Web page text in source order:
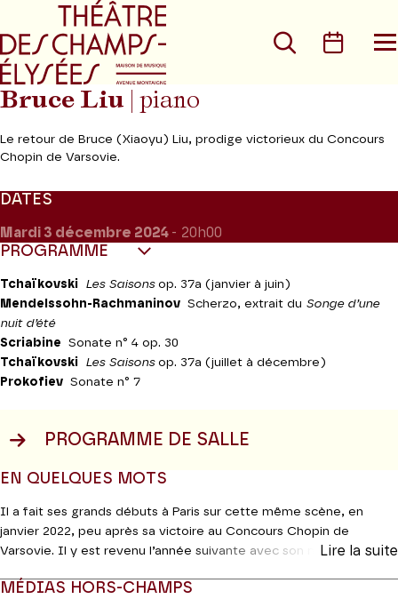
Aller au menu principal
Rechercher
Bruce Liu | piano
Le retour de Bruce (Xiaoyu) Liu, prodige victorieux du Concours
Chopin de Varsovie.
DATES
Mardi 3 décembre 2024 - 20h00
PROGRAMME
Tchaïkovski Les Saisons op. 37a (janvier à juin)
Mendelssohn-Rachmaninov Scherzo, extrait du Songe d’une
nuit d’été
Scriabine Sonate n° 4 op. 30
Tchaïkovski
Les Saisonsop. 37a (juillet à décembre)
Prokofiev Sonate n° 7
PROGRAMME DE SALLE
EN QUELQUES MOTS
Il a fait ses grands débuts à Paris sur cette même scène, en
janvier 2022, peu après sa victoire au Concours Chopin de
Varsovie. Il y est revenu l’année suivante avec son maître et ami,
musique russe, menant de la nostalgie poétique des
Lire la suite
MÉDIAS HORS-CHAMPS